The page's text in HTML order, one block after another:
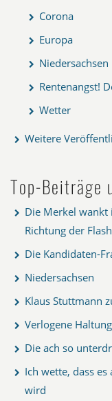
Corona
Europa
Niedersachsen
Rentenangst!
Wetter
Weitere
Top-Beiträge
Die Merkel wankt
Richtung der
Die Kandidaten-
Niedersachsen
Klaus Stuttmann
Verlogene Haltung
Die ach so
Ich wette, dass
wird